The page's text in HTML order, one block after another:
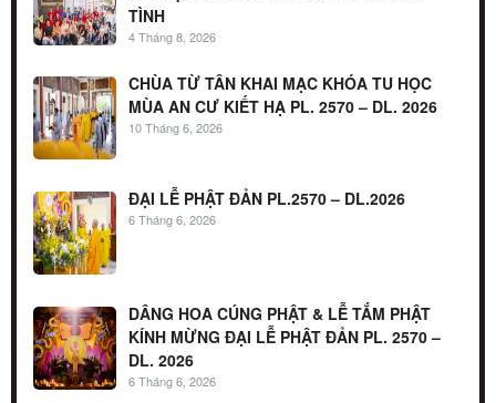
TÌNH
4 Tháng 8, 2026
CHÙA TỪ TÂN KHAI MẠC KHÓA TU HỌC
MÙA AN CƯ KIẾT HẠ PL. 2570 – DL. 2026
10 Tháng 6, 2026
ĐẠI LỄ PHẬT ĐẢN PL.2570 – DL.2026
6 Tháng 6, 2026
DÂNG HOA CÚNG PHẬT & LỄ TẮM PHẬT
KÍNH MỪNG ĐẠI LỄ PHẬT ĐẢN PL. 2570 –
DL. 2026
6 Tháng 6, 2026